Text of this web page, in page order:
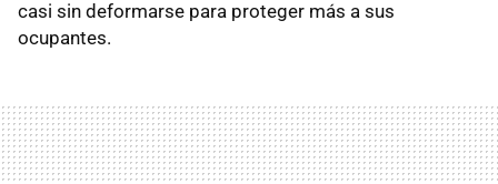
casi sin deformarse para proteger más a sus
ocupantes.